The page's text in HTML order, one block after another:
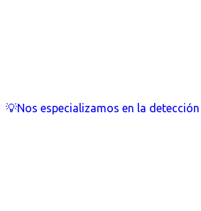
💡Nos especializamos en la